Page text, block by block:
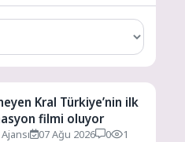
Kral Türkiye’nin ilk
filmi oluyor
07 Ağu 2026 0 1